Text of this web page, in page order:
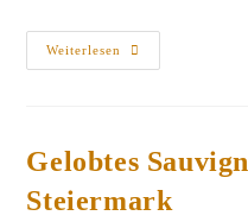
Weiterlesen
Wein-
Exkursion
Gelobtes
Steiermark